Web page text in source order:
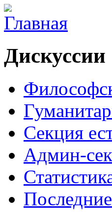
Дискуссии
Секция
Админ-